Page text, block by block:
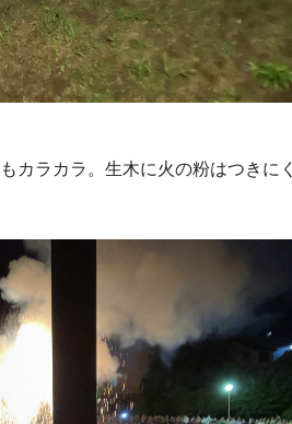
カラカラ。生木に火の粉はつきにく